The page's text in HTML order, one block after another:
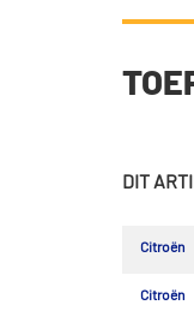
DIT
Citroën
Citroën